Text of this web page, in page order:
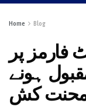
Home Blog
فارمز پر
ہونے
محنت کش